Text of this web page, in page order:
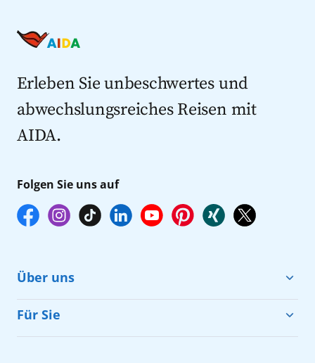
Kreuzfahrten nach Italien
Last Minute Kreuzfahrten
Kreuzfahrten mit Flug
Kreuzfahrten 2027
Erleben Sie unbeschwertes und
abwechslungsreiches Reisen mit
AIDA.
Folgen Sie uns auf
Über uns
Cruise & Help
Karriere
Für Sie